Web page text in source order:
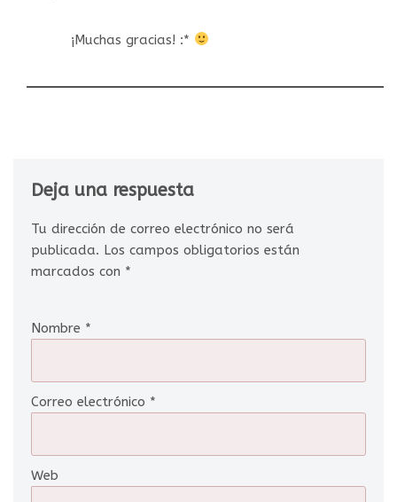
¡Muchas gracias! :*
Deja una respuesta
Tu dirección de correo electrónico no será
publicada. Los campos obligatorios están
marcados con *
Nombre *
Correo electrónico *
Web